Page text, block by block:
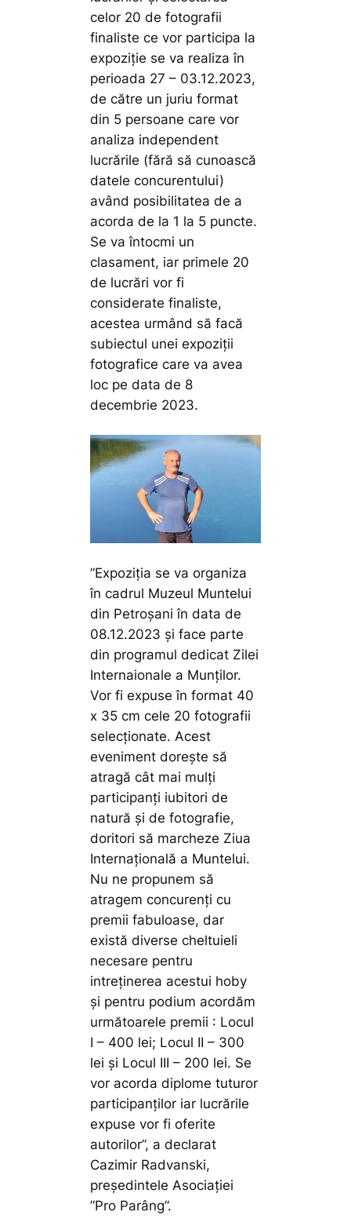
celor 20 de fotografii
finaliste ce vor participa la
expoziție se va realiza în
perioada 27 – 03.12.2023,
de către un juriu format
din 5 persoane care vor
analiza independent
lucrările (fără să cunoască
datele concurentului)
având posibilitatea de a
acorda de la 1 la 5 puncte.
Se va întocmi un
clasament, iar primele 20
de lucrări vor fi
considerate finaliste,
acestea urmând să facă
subiectul unei expoziții
fotografice care va avea
loc pe data de 8
decembrie 2023.
”Expoziția se va organiza
în cadrul Muzeul Muntelui
din Petroșani în data de
08.12.2023 și face parte
din programul dedicat Zilei
Internaionale a Munților.
Vor fi expuse în format 40
x 35 cm cele 20 fotografii
selecționate. Acest
eveniment dorește să
atragă cât mai mulți
participanți iubitori de
natură și de fotografie,
doritori să marcheze Ziua
Internațională a Muntelui.
Nu ne propunem să
atragem concurenți cu
premii fabuloase, dar
există diverse cheltuieli
necesare pentru
intreținerea acestui hoby
și pentru podium acordăm
următoarele premii : Locul
I – 400 lei; Locul II – 300
lei și Locul III – 200 lei. Se
vor acorda diplome tuturor
participanților iar lucrările
expuse vor fi oferite
autorilor”, a declarat
Cazimir Radvanski,
președintele Asociației
”Pro Parâng”.